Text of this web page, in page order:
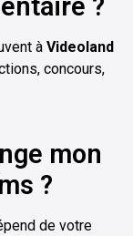
?
à Videoland
concours,
mon
?
de votre